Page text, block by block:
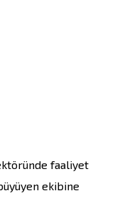
faaliyet
ekibine